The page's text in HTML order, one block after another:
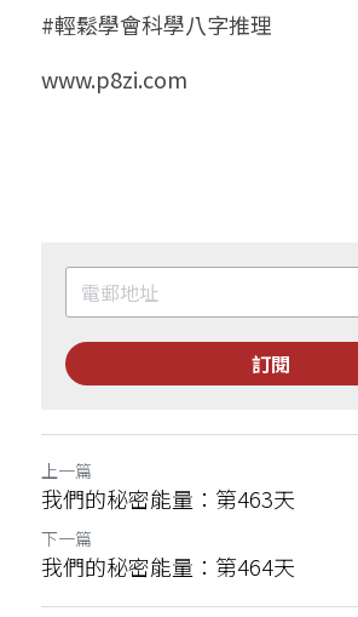
#輕鬆學會科學八字推理
www.p8zi.com
訂閱
上一篇
我們的秘密能量：第463天
下一篇
我們的秘密能量：第464天